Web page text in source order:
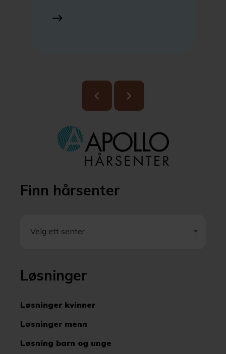
parykker fant hun en mer
også bidrar til økt trygghet og
mindre kjønnsdysfori i
hverdagen.
Finn hårsenter
Velg ett senter
Løsninger
Løsninger kvinner
Løsninger menn
Løsning barn og unge